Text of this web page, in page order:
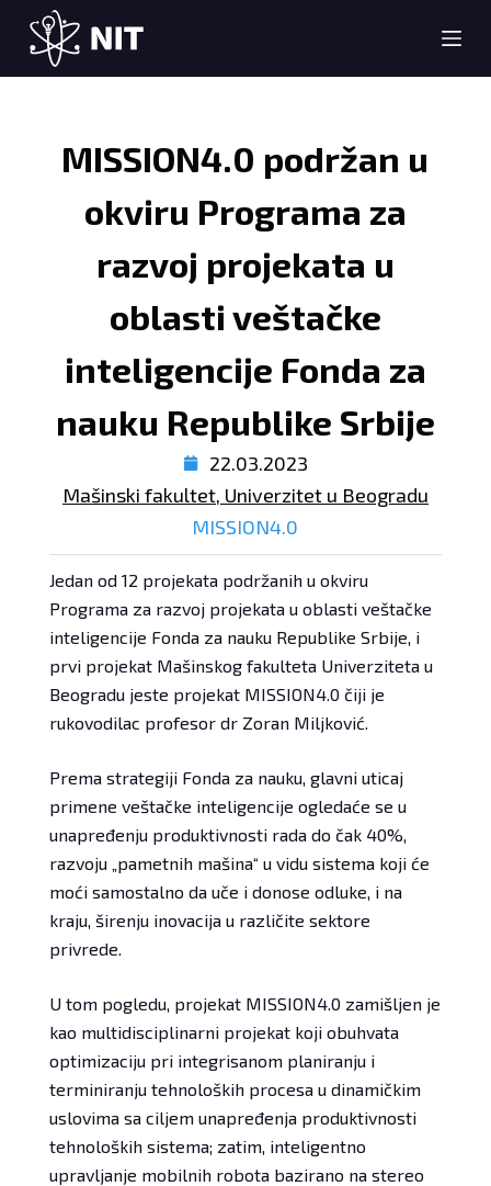
S
k
i
MISSION4.0 podržan u
okviru Programa za
razvoj projekata u
oblasti veštačke
inteligencije Fonda za
nauku Republike Srbije
22.03.2023
Mašinski fakultet, Univerzitet u Beogradu
MISSION4.0
Jedan od 12 projekata podržanih u okviru
Programa za razvoj projekata u oblasti veštačke
inteligencije Fonda za nauku Republike Srbije, i
prvi projekat Mašinskog fakulteta Univerziteta u
Beogradu jeste projekat MISSION4.0 čiji je
rukovodilac profesor dr Zoran Miljković.
Prema strategiji Fonda za nauku, glavni uticaj
primene veštačke inteligencije ogledaće se u
unapređenju produktivnosti rada do čak 40%,
razvoju „pametnih mašina“ u vidu sistema koji će
moći samostalno da uče i donose odluke, i na
kraju, širenju inovacija u različite sektore
privrede.
U tom pogledu, projekat MISSION4.0 zamišljen je
kao multidisciplinarni projekat koji obuhvata
optimizaciju pri integrisanom planiranju i
terminiranju tehnoloških procesa u dinamičkim
uslovima sa ciljem unapređenja produktivnosti
tehnoloških sistema; zatim, inteligentno
upravljanje mobilnih robota bazirano na stereo